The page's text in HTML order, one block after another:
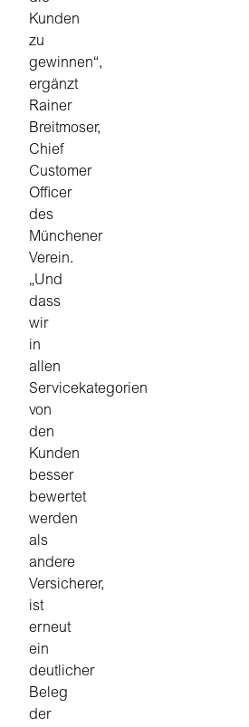
Kunden
zu
gewinnen“,
ergänzt
Rainer
Breitmoser,
Chief
Customer
Officer
des
Münchener
Verein.
„Und
dass
wir
in
allen
Servicekategorien
von
den
Kunden
besser
bewertet
werden
als
andere
Versicherer,
ist
erneut
ein
deutlicher
Beleg
der